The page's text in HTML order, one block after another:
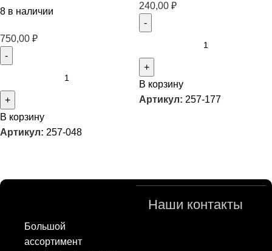
8 в наличии
750,00 ₽
В корзину
Артикул: 257-048
240,00 ₽
В корзину
Артикул: 257-177
Большой
ассортимент
Наши контакты